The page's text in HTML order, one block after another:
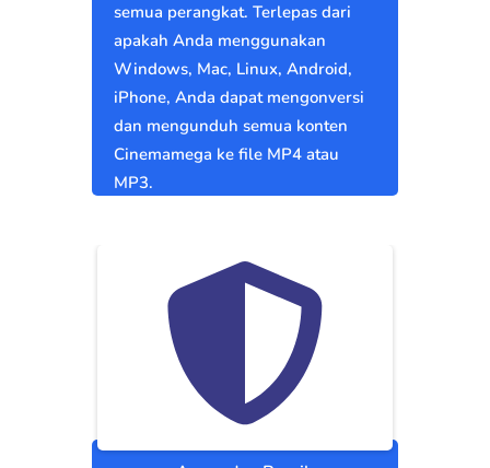
semua perangkat. Terlepas dari
apakah Anda menggunakan
Windows, Mac, Linux, Android,
iPhone, Anda dapat mengonversi
dan mengunduh semua konten
Cinemamega ke file MP4 atau
MP3.